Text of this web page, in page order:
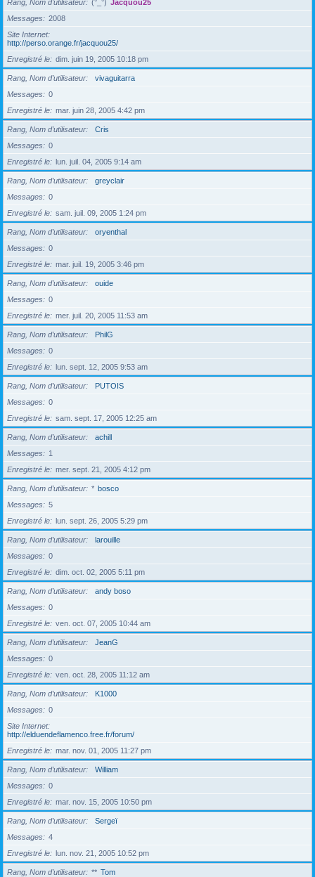
Rang, Nom d’utilisateur (°_°) Jacquou25
Messages
2008
Site Internet
http://perso.orange.fr/jacquou25/
Enregistré le
dim. juin 19, 2005 10:18 pm
Rang, Nom d’utilisateur
vivaguitarra
Messages
0
Enregistré le
mar. juin 28, 2005 4:42 pm
Rang, Nom d’utilisateur
Cris
Messages
0
Enregistré le
lun. juil. 04, 2005 9:14 am
Rang, Nom d’utilisateur
greyclair
Messages
0
Enregistré le
sam. juil. 09, 2005 1:24 pm
Rang, Nom d’utilisateur
oryenthal
Messages
0
Enregistré le
mar. juil. 19, 2005 3:46 pm
Rang, Nom d’utilisateur
ouide
Messages
0
Enregistré le
mer. juil. 20, 2005 11:53 am
Rang, Nom d’utilisateur
PhilG
Messages
0
Enregistré le
lun. sept. 12, 2005 9:53 am
Rang, Nom d’utilisateur
PUTOIS
Messages
0
Enregistré le
sam. sept. 17, 2005 12:25 am
Rang, Nom d’utilisateur
achill
Messages
1
Enregistré le
mer. sept. 21, 2005 4:12 pm
Rang, Nom d’utilisateur * bosco
Messages
5
Enregistré le
lun. sept. 26, 2005 5:29 pm
Rang, Nom d’utilisateur
larouille
Messages
0
Enregistré le
dim. oct. 02, 2005 5:11 pm
Rang, Nom d’utilisateur
andy boso
Messages
0
Enregistré le
ven. oct. 07, 2005 10:44 am
Rang, Nom d’utilisateur
JeanG
Messages
0
Enregistré le
ven. oct. 28, 2005 11:12 am
Rang, Nom d’utilisateur
K1000
Messages
0
Site Internet
http://elduendeflamenco.free.fr/forum/
Enregistré le
mar. nov. 01, 2005 11:27 pm
Rang, Nom d’utilisateur
William
Messages
0
Enregistré le
mar. nov. 15, 2005 10:50 pm
Rang, Nom d’utilisateur
Sergeï
Messages
4
Enregistré le
lun. nov. 21, 2005 10:52 pm
Rang, Nom d’utilisateur ** Tom